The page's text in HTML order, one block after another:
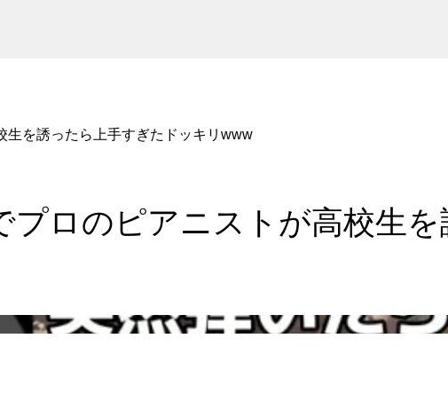
生を誘ったら上手すぎたドッキリwww
プロのピアニストが高校生